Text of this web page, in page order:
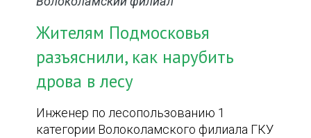
Жителям Подмосковья
разъяснили, как нарубить
дрова в лесу
Инженер по лесопользованию 1
категории Волоколамского филиала ГКУ